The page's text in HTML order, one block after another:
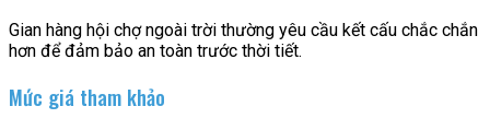
Gian hàng hội chợ ngoài trời thường yêu cầu kết cấu chắc chắn
hơn để đảm bảo an toàn trước thời tiết.
Mức giá tham khảo